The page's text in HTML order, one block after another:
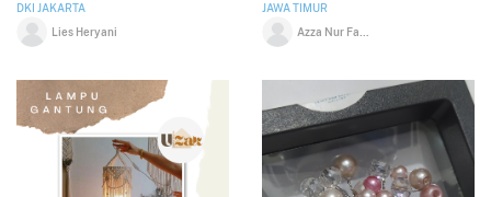
DKI JAKARTA
Lies Heryani
JAWA TIMUR